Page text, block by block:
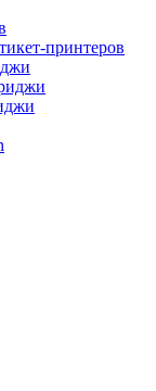
принтеров